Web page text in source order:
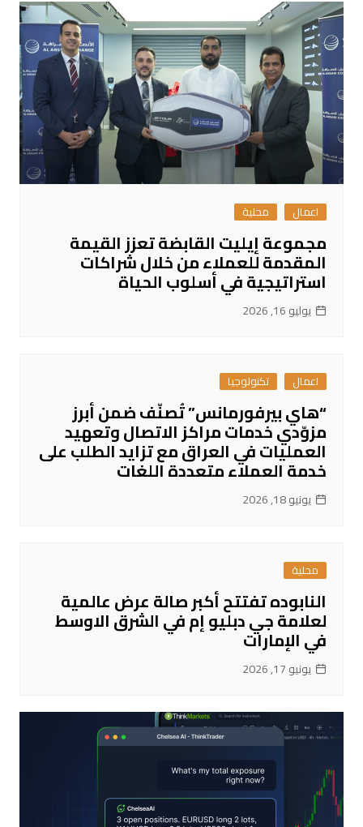
اعمال محلية
مجموعة إيليت القابضة تعزز القيمة
المقدمة للعملاء من خلال شراكات
استراتيجية في أسلوب الحياة
يوليو 16, 2026
اعمال تكنولوجيا
“هاي بيرفورمانس” تُصنّف ضمن أبرز
مزوّدي خدمات مراكز الاتصال وتعهيد
العمليات في العراق مع تزايد الطلب على
خدمة العملاء متعددة اللغات
يونيو 18, 2026
محلية
النابوده تفتتح أكبر صالة عرض عالمية
لعلامة جي دبليو إم في الشرق الاوسط
في الإمارات
يونيو 17, 2026